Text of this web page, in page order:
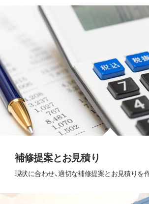
補修提案とお見積り
現状に合わせ、適切な補修提案とお見積りを